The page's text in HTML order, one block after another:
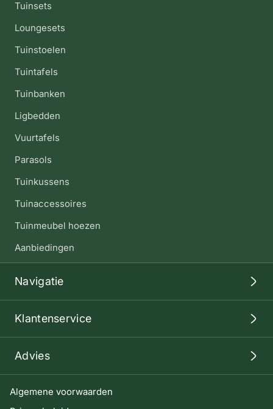
Algemene voorwaarden
Tuinsets
Loungesets
Tuinstoelen
Tuintafels
Tuinbanken
Ligbedden
Vuurtafels
Parasols
Tuinkussens
Tuinaccessoires
Tuinmeubel hoezen
Aanbiedingen
Navigatie
Klantenservice
Advies